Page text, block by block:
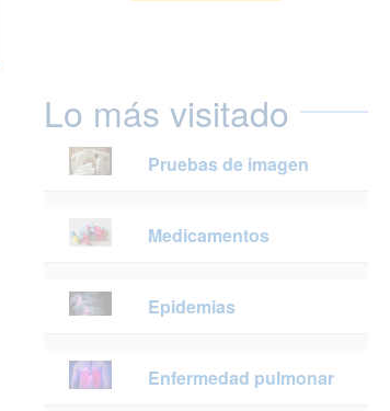
Lo más visitado
Pruebas de imagen
Medicamentos
Epidemias
Enfermedad pulmonar